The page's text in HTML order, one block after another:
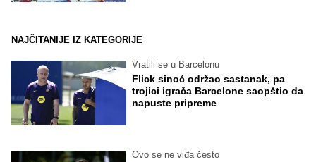
NAJČITANIJE IZ KATEGORIJE
Vratili se u Barcelonu
Flick sinoć održao sastanak, pa
trojici igrača Barcelone saopštio da
napuste pripreme
Ovo se ne viđa često